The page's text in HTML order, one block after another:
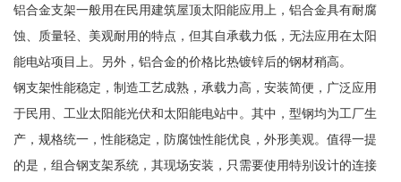
铝合金支架一般用在民用建筑屋顶太阳能应用上，铝合金具有耐腐
蚀、质量轻、美观耐用的特点，但其自承载力低，无法应用在太阳
能电站项目上。另外，铝合金的价格比热镀锌后的钢材稍高。
钢支架性能稳定，制造工艺成熟，承载力高，安装简便，广泛应用
于民用、工业太阳能光伏和太阳能电站中。其中，型钢均为工厂生
产，规格统一，性能稳定，防腐蚀性能优良，外形美观。值得一提
的是，组合钢支架系统，其现场安装，只需要使用特别设计的连接